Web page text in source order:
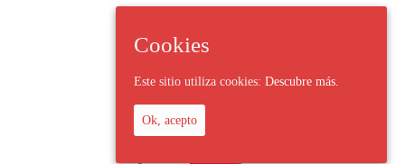
Cookies
Este sitio utiliza cookies: Descubre más.
Ok, acepto